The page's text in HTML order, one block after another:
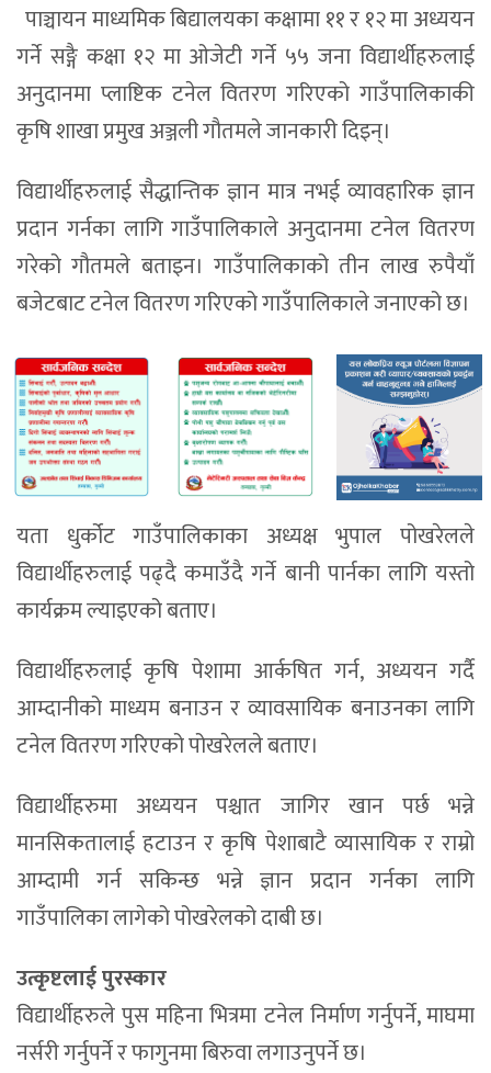
पाञ्चायन माध्यमिक बिद्यालयका कक्षामा ११ र १२ मा अध्ययन
गर्ने सङ्गै कक्षा १२ मा ओजेटी गर्ने ५५ जना विद्यार्थीहरुलाई
अनुदानमा प्लाष्टिक टनेल वितरण गरिएको गाउँपालिकाकी
कृषि शाखा प्रमुख अञ्जली गौतमले जानकारी दिइन्।
विद्यार्थीहरुलाई सैद्धान्तिक ज्ञान मात्र नभई व्यावहारिक ज्ञान
प्रदान गर्नका लागि गाउँपालिकाले अनुदानमा टनेल वितरण
गरेको गौतमले बताइन। गाउँपालिकाको तीन लाख रुपैयाँ
बजेटबाट टनेल वितरण गरिएको गाउँपालिकाले जनाएको छ।
यता धुर्कोट गाउँपालिकाका अध्यक्ष भुपाल पोखरेलले
विद्यार्थीहरुलाई पढ्दै कमाउँदै गर्ने बानी पार्नका लागि यस्तो
कार्यक्रम ल्याइएको बताए।
विद्यार्थीहरुलाई कृषि पेशामा आर्कषित गर्न, अध्ययन गर्दै
आम्दानीको माध्यम बनाउन र व्यावसायिक बनाउनका लागि
टनेल वितरण गरिएको पोखरेलले बताए।
विद्यार्थीहरुमा अध्ययन पश्चात जागिर खान पर्छ भन्ने
मानसिकतालाई हटाउन र कृषि पेशाबाटै व्यासायिक र राम्रो
आम्दामी गर्न सकिन्छ भन्ने ज्ञान प्रदान गर्नका लागि
गाउँपालिका लागेको पोखरेलको दाबी छ।
उत्कृष्टलाई पुरस्कार
विद्यार्थीहरुले पुस महिना भित्रमा टनेल निर्माण गर्नुपर्ने, माघमा
नर्सरी गर्नुपर्ने र फागुनमा बिरुवा लगाउनुपर्ने छ।